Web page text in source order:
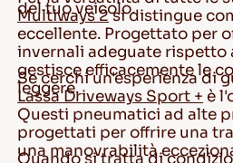
del tuo veicolo.
Multiways 2si distingue
eccellente. Progettato per
invernali adeguate rispetto
gestisce efficacemente le
leggere.
Se cerchi un'esperienza di
Lassa Driveways Sport + è
Questi pneumatici ad alte
progettati per offrire una
una manovrabilità
Quando si tratta di